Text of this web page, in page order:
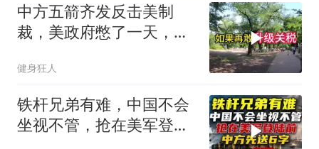
中方五箭齐发反击美制
裁，美政府憋了一天，最
健身狂人
铁杆兄弟有难，中国不会
坐视不管，抢在美军登陆